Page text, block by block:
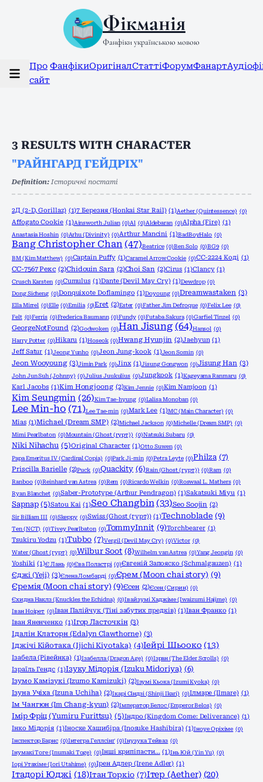
Фікманія
Фанфіки українською мовою
Про
сайт
ФанфікиОригіналСтаттіФорумФанарт
3 RESULTS WITH CHARACTER
"РАЙНГАРД ГЕЙДРІХ"
Definition: Історичні постаті
2Д (2-D, Gorillaz) (1)7 Березня (Honkai Star Rail) (1)Aether (Quintessence) (0)
Affogato Cookie (1)Ainsworth Julian (0)Al (0)Aldebaran (0)Alpha (Fire) (1)
Anastasia Hoshin (0)Arhu (Divinity) (0)Arthur Mancini (1)BadBoyHalo (0)
Bang Christopher Chan (47)Beatrice (0)Ben Solo (0)BG9 (0)
BM (Kim Matthew) (0)Captain Puffy (1)Caramel Arrow Cookie (0)CC-2224 Коді (1)
CC-7567 Рекс (2)Chidouin Sara (2)Choi San (2)Cirus (1)Clancy (1)
Crusch Karsten (0)Cumulus (1)Dante (Devil May Cry) (1)Dewdrop (0)
Dong Sicheng (0)Donquixote Doflamingo (1)Doyoung (0)Dreamwastaken (3)
Ella Mirrel (0)Elle (0)Emilia (0)Eret (2)Ester (0)Father Jim Defroque (0)Felix Lee (0)
Felt (0)Ferris (0)Frederica Baumann (0)Fundy (0)Futaba Sakura (0)Garfiel Tinzel (0)
GeorgeNotFound (2)Godwoken (0)Han Jisung (64)Hansol (0)
Harry Potter (0)Hikaru (1)Hoseok (0)Hwang Hyunjin (2)Jaehyun (1)
Jeff Satur (1)Jeong Yunho (0)Jeon Jung-kook (1)Jeon Somin (0)
Jeon Wooyoung (3)Jimin Park (0)Jinx (1)Jisung Gongwon (0)Jisung Han (3)
John Jun Suh (Johnny) (0)Julius Juukulius (0)Jungkook (1)Kageyama Ranmaru (0)
Karl Jacobs (1)Kim Hongjoong (2)Kim Jennie (0)Kim Namjoon (1)
Kim Seungmin (26)Kim Tae-hyung (0)Lalisa Monoban (0)
Lee Min-ho (71)Lee Tae-min (0)Mark Lee (1)MC (Main Character) (0)
Mias (1)Michael (Dream SMP) (2)Michael Jackson (0)Michelle (Dream SMP) (0)
Mimi Pearlbaton (0)Mountain (Ghost (гурт)) (0)Natsuki Subaru (0)
Niki Nihachu (5)Original Character (1)Otto Suwen (0)
Papa Emeritus IV (Cardinal Copia) (0)Park Ji-min (0)Petra Leyte (0)Philza (7)
Priscilla Barielle (2)Puck (0)Quackity (6)Rain (Ghost (гурт)) (0)Ram (0)
Ranboo (0)Reinhard van Astrea (0)Rem (0)Ricardo Welkin (0)Roswaal L. Mathers (0)
Ryan Blanchet (0)Saber-Prototype (Arthur Pendragon) (1)Sakatsuki Miyu (1)
Sapnap (5)Satou Kai (1)Seo Changbin (33)Seo Soojin (2)
Sir Billiam III (0)Skeppy (0)Swiss (Ghost (гурт)) (1)Technoblade (9)
Ten (NCT) (0)Tivey Pearlbaton (0)TommyInnit (9)Torchbearer (1)
Tsukiru Yodzu (1)Tubbo (7)Vergil (Devil May Cry) (0)Victor (0)
Water (Ghost (гурт) (0)Wilbur Soot (8)Wilhelm van Astrea (0)Yang Jeongin (0)
Yoshiki (1)Є Лань (0)Єва Поластрі (0)Євгеній Запояско (Schmalgauzen) (1)
Єджі (Yeji) (3)Єлена Ломбарді (0)Єрем (Moon chai story) (9)
Єремія (Moon chai story) (9)Єсен (2)Єсен (Сирин) (0)
Єхидна Наклз (Knuckles the Echidna) (0)Івайзумі Хаджіме (Iwaizumi Hajime) (0)
Іван Ноірет (0)Іван Палійчук (Тіні забутих предків) (1)Іван Франко (1)
Іван Яненченко (1)Ігор Ласточкін (3)
Ідалін Клаторн (Edalyn Clawthorne) (3)
Іджічі Кійотака (Ijichi Kiyotaka) (4)Іейрі Шьооко (13)
Ізабела (Рівейнка) (1)Ізабелла (Dragon Age) (0)Ізран (The Elder Scrolls) (0)
Ізраїль Гендс (1)Ізуку Мідорія (Izuku Midoriya) (6)
Ізумо Камізукі (Izumo Kamizuki) (2)Ізумі Кьока (Izumi Kyoka) (0)
Ізуна Учіха (Izuna Uchiha) (2)Ікарі Сіндзі (Shinji Ikari) (0)Ілмаре (Ilmare) (1)
Ім Чангюн (Im Chang-kyun) (2)Імператор Белос (Emperor Belos) (0)
Імір Фріц (Yumiru Furittsu) (5)Індро (Kingdom Come: Deliverance) (1)
Інко Мідорія (1)Іноске Хашибіра (Inosuke Hashibira) (1)Іноуе Оріхіме (0)
Інспектор Барнс (0)Інтегра Геллсінґ (0)Інузука Тейваз (0)
Інумакі Тоге (Inumaki Toge) (0)Інші крипіпасти... (1)Інь Юй (Yin Yu) (0)
Іорі Утахіме (Iori Utahime) (0)Ірен Адлер (Irene Adler) (1)
Ітадорі Юджі (18)Ітан Торкіо (7)Ітер (Aether) (20)